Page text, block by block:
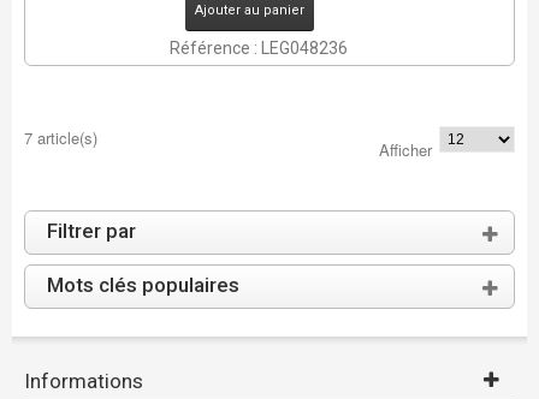
Ajouter au panier
Référence : LEG048236
7 article(s)
Afficher
Filtrer par
Mots clés populaires
Informations